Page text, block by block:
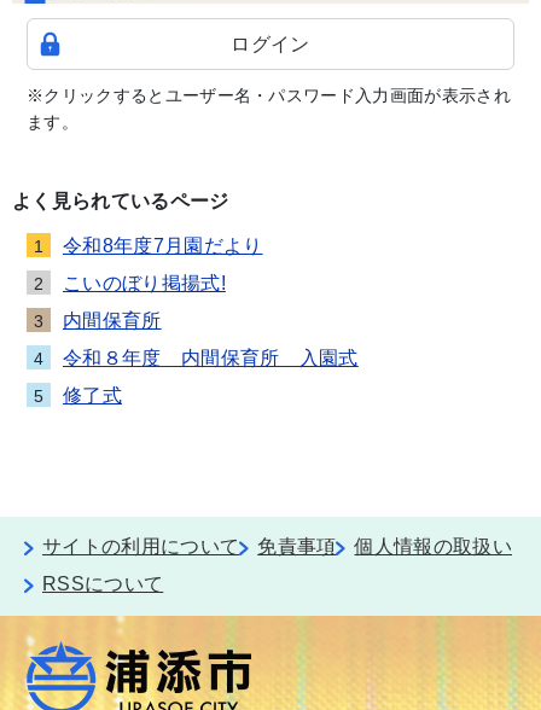
ログイン
※クリックするとユーザー名・パスワード入力画面が表示され
ます。
よく見られているページ
1 令和8年度7月園だより
2 こいのぼり掲揚式!
3 内間保育所
4 令和８年度 内間保育所 入園式
5 修了式
サイトの利用について 免責事項
個人情報の取扱い
RSSについて